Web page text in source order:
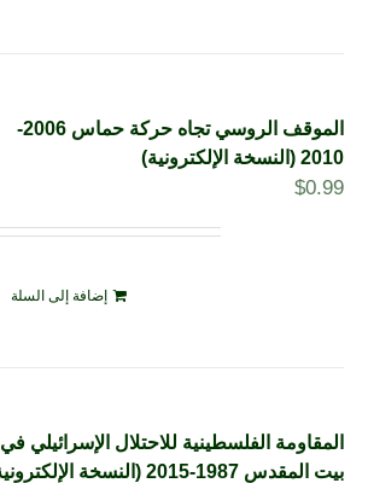
الموقف الروسي تجاه حركة حماس 2006-
2010 (النسخة الإلكترونية)
$0.99
إضافة إلى السلة
المقاومة الفلسطينية للاحتلال الإسرائيلي في
بيت المقدس 1987-2015 (النسخة الإلكترونية)